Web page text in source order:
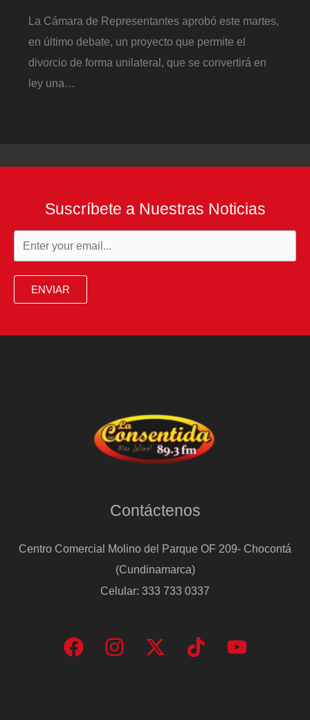
La Cámara de Representantes aprobó este martes,
en último debate, un proyecto que permite el
divorcio de forma unilateral, que se convertirá en
ley una…
Suscríbete a Nuestras Noticias
ENVIAR
Contáctenos
Centro Comercial Molino del Parque OF 209- Chocontá
(Cundinamarca)
Celular: 333 733 0337